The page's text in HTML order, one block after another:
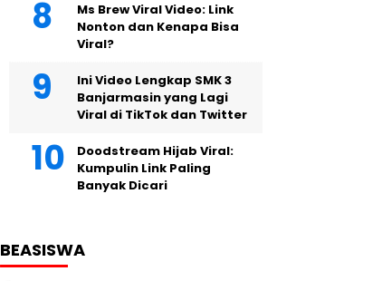
Ms Brew Viral Video: Link
Nonton dan Kenapa Bisa
Viral?
Ini Video Lengkap SMK 3
Banjarmasin yang Lagi
Viral di TikTok dan Twitter
Doodstream Hijab Viral:
Kumpulin Link Paling
Banyak Dicari
BEASISWA